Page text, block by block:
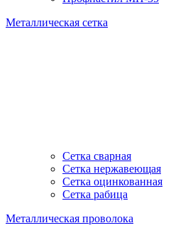
Металлическая сетка
Сетка сварная
Сетка нержавеющая
Сетка оцинкованная
Сетка рабица
Металлическая проволока